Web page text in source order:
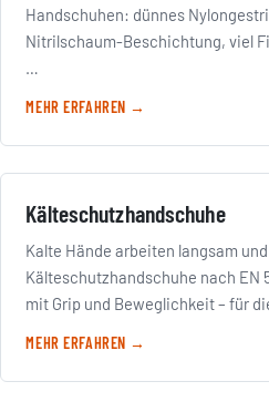
Handschuhen: dünnes
Nitrilschaum-Beschichtung, viel
…
MEHR ERFAHREN →
Kälteschutzhandschuhe
Kalte Hände arbeiten langsam
Kälteschutzhandschuhe nach EN
mit Grip und Beweglichkeit – für
MEHR ERFAHREN →